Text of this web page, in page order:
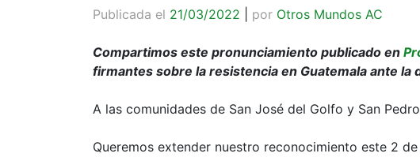
Publicada el 21/03/2022 por Otros Mundos AC
Compartimos este pronunciamiento publicado en
firmantes sobre la resistencia en Guatemala ante la
A las comunidades de San José del Golfo y San
Queremos extender nuestro reconocimiento este 2